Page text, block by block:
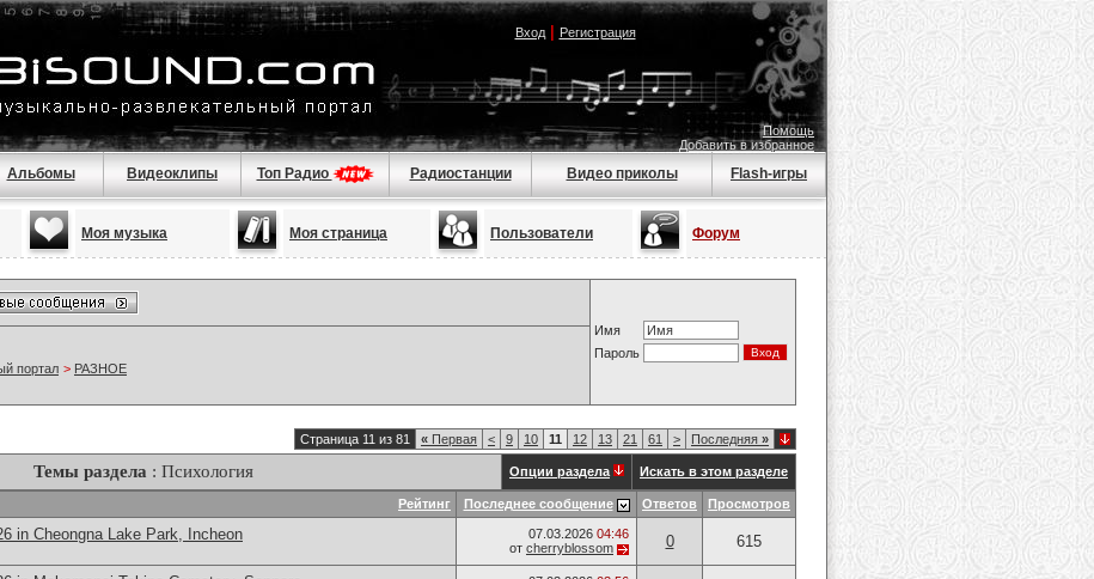
Вход| Регистрация
Помощь
Добавить в избранное
Альбомы Видеоклипы Топ Радио Радиостанции Видео приколы Flash-игры
Моя музыка Моя страница Пользователи Форум
Имя
Пароль
портал > РАЗНОЕ
Страница 11 из 81 « Первая < 9 10 11 12 13 21 61 > Последняя »
Темы раздела : Психология Опции раздела Искать в этом разделе
Рейтинг Последнее сообщение Ответов Просмотров
in Cheongna Lake Park, Incheon 07.03.2026 04:46
от cherryblossom 0 615